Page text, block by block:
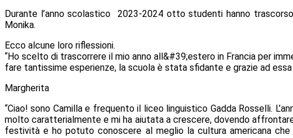
Durante l’anno scolastico 2023-2024 otto studenti hanno
Monika.
Ecco alcune loro riflessioni.
“Ho scelto di trascorrere il mio anno all&#39;estero in Francia per
fare tantissime esperienze, la scuola è stata sfidante e grazie ad
Margherita
“Ciao! sono Camilla e frequento il liceo linguistico Gadda Rosselli.
molto caratterialmente e mi ha aiutata a crescere, dovendo
festività e ho potuto conoscere al meglio la cultura americana che